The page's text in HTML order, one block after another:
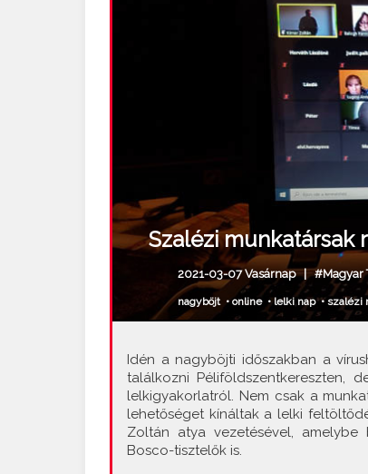
Szalézi munkatársak
2021-03-07 Vasárnap |#Magyar
nagyböjt•online• lelki nap•szalézi
Idén a nagyböjti időszakban a
találkozni Péliföldszentkereszten,
lelkigyakorlatról. Nem csak a
lehetőséget kínáltak a lelki
Zoltán atya vezetésével,
Bosco-tisztelők is.